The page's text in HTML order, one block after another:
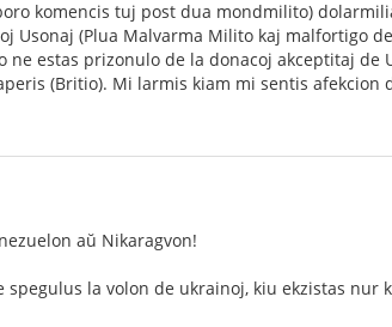
komencis tuj post dua mondmilito)
(Plua Malvarma Milito kaj malfortigo de
estas prizonulo de la donacoj akceptitaj de
(Britio). Mi larmis kiam mi sentis afekcion
aŭ Nikaragvon!
la volon de ukrainoj, kiu ekzistas nur